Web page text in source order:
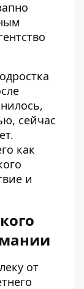
сейчас
как
и
от